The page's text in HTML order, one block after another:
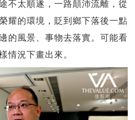
不太順遂，一路顛沛流離，從
耀的環境，貶到鄉下落後一點
的風景、事物去落實。可能看
情況下畫出來。